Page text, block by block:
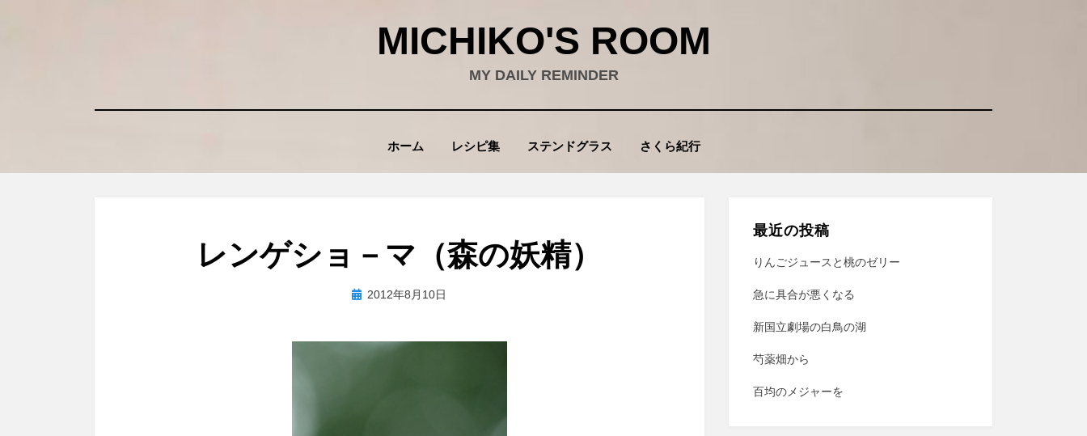
MICHIKO'S ROOM
MY DAILY REMINDER
ホーム レシピ集 ステンドグラス さくら紀行
レンゲショ－マ（森の妖精）
投稿者wad
投 2012年8月10日
最近の投稿
りんごジュースと桃のゼリー
急に具合が悪くなる
新国立劇場の白鳥の湖
芍薬畑から
百均のメジャーを